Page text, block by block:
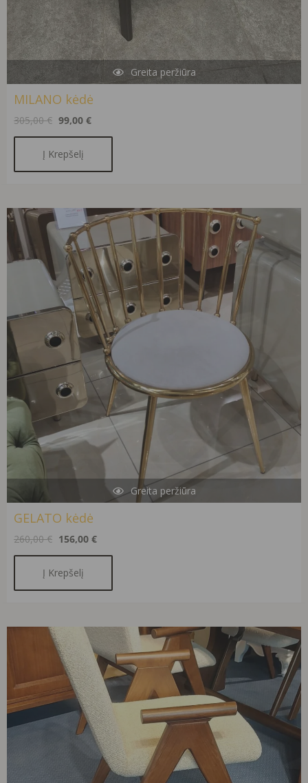
Greita peržiūra
MILANO kėdė
305,00€ 99,00 €
Į Krepšelį
Greita peržiūra
GELATO kėdė
260,00€
Original
price
was:
260,00 €.
156,00 €
Current
price
156,00 €.
Į Krepšelį